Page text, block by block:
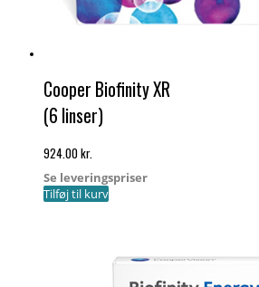
Cooper Biofinity XR
(6 linser)
924.00kr.
Se leveringspriser
Tilføj til kurv